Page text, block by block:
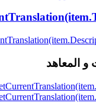
و المعاهد